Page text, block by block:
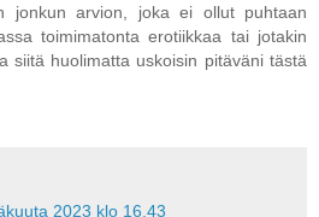
jonkun arvion, joka ei ollut puhtaan
toimimatonta erotiikkaa tai jotakin
siitä huolimatta uskoisin pitäväni tästä
2023 klo 16.43